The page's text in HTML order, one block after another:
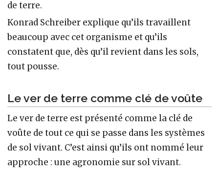
de terre.
Konrad Schreiber explique qu’ils travaillent
beaucoup avec cet organisme et qu’ils
constatent que, dès qu’il revient dans les sols,
tout pousse.
Le ver de terre comme clé de voûte
Le ver de terre est présenté comme la clé de
voûte de tout ce qui se passe dans les systèmes
de sol vivant. C’est ainsi qu’ils ont nommé leur
approche : une agronomie sur sol vivant.